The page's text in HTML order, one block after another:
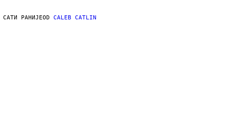
САТИ РАНИЈЕOD CALEB CATLIN